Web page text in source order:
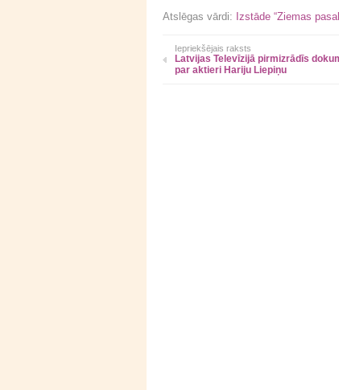
Atslēgas vārdi: Izstāde “Ziemas
Iepriekšējais raksts
Latvijas Televīzijā pirmizrādīs
par aktieri Hariju Liepiņu